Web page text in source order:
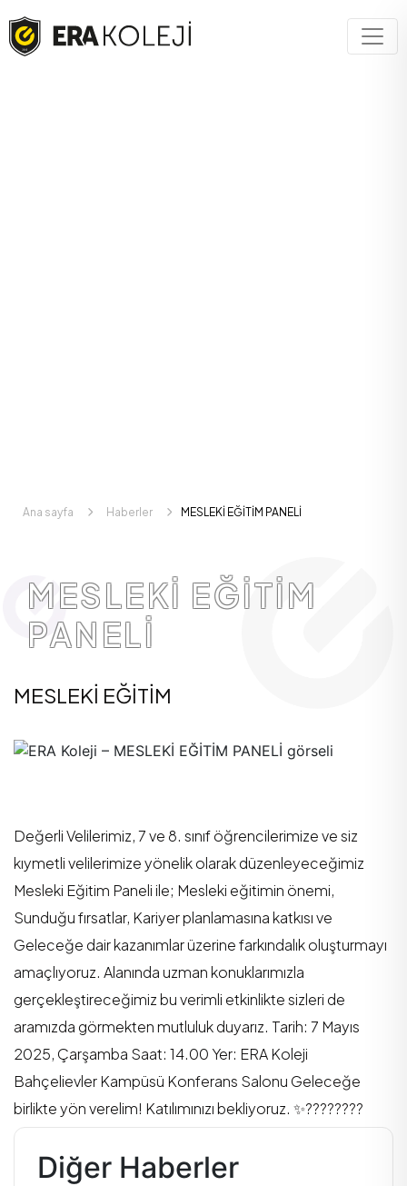
Ana sayfa Haberler MESLEKİ EĞİTİM PANELİ
MESLEKİ EĞİTİM
PANELİ
MESLEKİ EĞİTİM
Değerli Velilerimiz, 7 ve 8. sınıf öğrencilerimize ve siz
kıymetli velilerimize yönelik olarak düzenleyeceğimiz
Mesleki Eğitim Paneli ile; Mesleki eğitimin önemi,
Sunduğu fırsatlar, Kariyer planlamasına katkısı ve
Geleceğe dair kazanımlar üzerine farkındalık oluşturmayı
amaçlıyoruz. Alanında uzman konuklarımızla
gerçekleştireceğimiz bu verimli etkinlikte sizleri de
aramızda görmekten mutluluk duyarız. Tarih: 7 Mayıs
2025, Çarşamba Saat: 14.00 Yer: ERA Koleji
Bahçelievler Kampüsü Konferans Salonu Geleceğe
birlikte yön verelim! Katılımınızı bekliyoruz. ✨????????
Diğer Haberler